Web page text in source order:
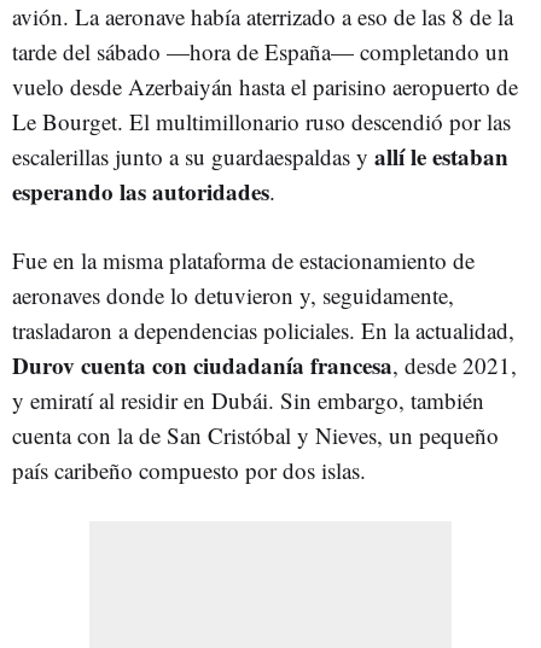
avión. La aeronave había aterrizado a eso de las 8 de la
tarde del sábado —hora de España— completando un
vuelo desde Azerbaiyán hasta el parisino aeropuerto de
Le Bourget. El multimillonario ruso descendió por las
escalerillas junto a su guardaespaldas y allí le estaban
esperando las autoridades.
Fue en la misma plataforma de estacionamiento de
aeronaves donde lo detuvieron y, seguidamente,
trasladaron a dependencias policiales. En la actualidad,
Durov cuenta con ciudadanía francesa, desde 2021,
y emiratí al residir en Dubái. Sin embargo, también
cuenta con la de San Cristóbal y Nieves, un pequeño
país caribeño compuesto por dos islas.